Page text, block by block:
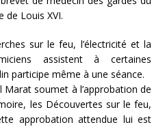
de Louis XVI.
sur le feu, l’électricité et la
assistent à certaines
participe même à une séance.
Marat soumet à l’approbation de
les Découvertes sur le feu,
approbation attendue lui est